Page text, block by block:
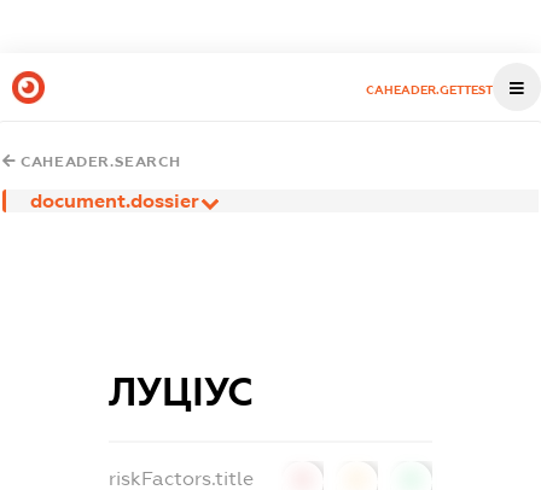
CAHEADER.GETTEST
CAHEADER.SEARCH
document.dossier
ЛУЦІУС
riskFactors.title